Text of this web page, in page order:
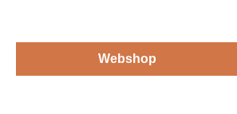
Webshop